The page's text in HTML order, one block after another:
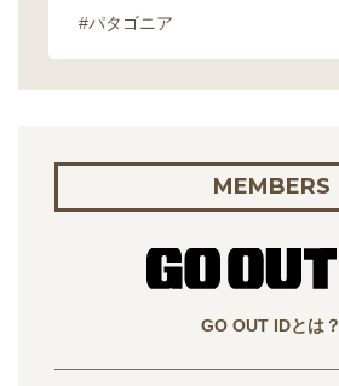
#パタゴニア
MEMBERS
GO OUT IDとは？